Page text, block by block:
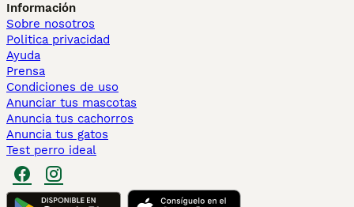
Información
Sobre nosotros
Politica privacidad
Ayuda
Prensa
Condiciones de uso
Anunciar tus mascotas
Anuncia tus cachorros
Anuncia tus gatos
Test perro ideal